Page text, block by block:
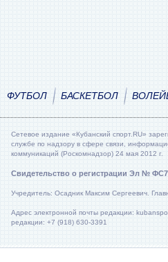
ФУТБОЛ БАСКЕТБОЛ
Сетевое издание «Кубанский спорт.RU»
службе по надзору в сфере связи,
коммуникаций (Роскомнадзор) 24 мая 2012 г.
Свидетельство о регистрации Эл №
Учредитель: Осадник Максим Сергеевич.
Адрес электронной почты редакции:
редакции: +7 (918) 630-3391